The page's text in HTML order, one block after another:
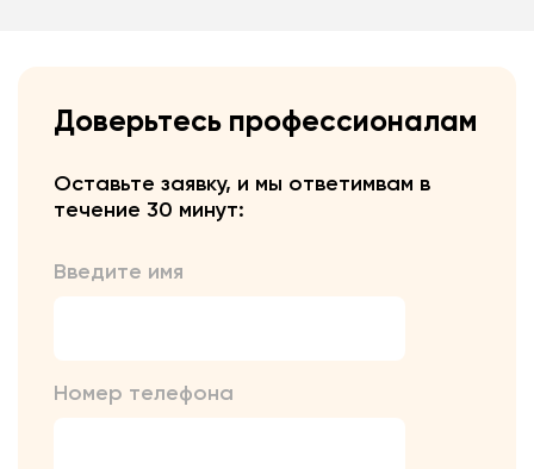
Доверьтесь профессионалам
Оставьте заявку, и мы ответимвам в
течение 30 минут:
Введите имя
Номер телефона